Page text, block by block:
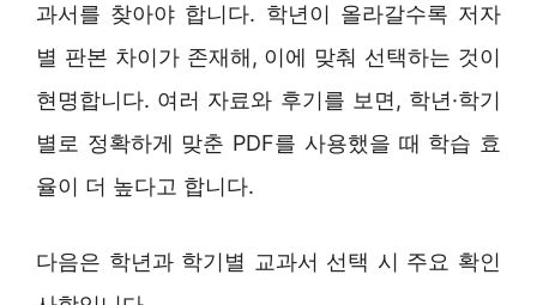
과서를 찾아야 합니다. 학년이 올라갈수록 저자
별 판본 차이가 존재해, 이에 맞춰 선택하는 것이
현명합니다. 여러 자료와 후기를 보면, 학년·학기
별로 정확하게 맞춘 PDF를 사용했을 때 학습 효
율이 더 높다고 합니다.
다음은 학년과 학기별 교과서 선택 시 주요 확인